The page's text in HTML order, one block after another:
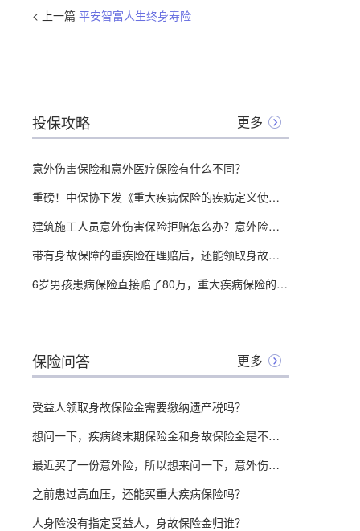
< 上一篇 平安智富人生终身寿险
投保攻略 更多
意外伤害保险和意外医疗保险有什么不同？
重磅！中保协下发《重大疾病保险的疾病定义使用规范修订版（征求意见稿）》
建筑施工人员意外伤害保险拒赔怎么办？意外险赔付比例是怎么定的？
带有身故保障的重疾险在理赔后，还能领取身故保险金吗？
6岁男孩患病保险直接赔了80万，重大疾病保险的理赔到底难不难？
保险问答 更多
受益人领取身故保险金需要缴纳遗产税吗？
想问一下，疾病终末期保险金和身故保险金是不是有冲突，只能领取一个。
最近买了一份意外险，所以想来问一下，意外伤害保险和工伤保险之间有什么区别？
之前患过高血压，还能买重大疾病保险吗？
人身险没有指定受益人，身故保险金归谁？